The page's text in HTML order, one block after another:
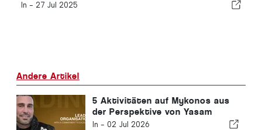
In - 27 Jul 2025
Andere Artikel
5 Aktivitäten auf Mykonos aus
der Perspektive von Yasam
Ayavefes Vision von ruhigem
In - 02 Jul 2026